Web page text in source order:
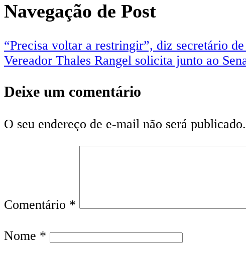
Navegação de Post
“Precisa voltar a restringir”, diz secretário
Vereador Thales Rangel solicita junto ao
Deixe um comentário
O seu endereço de e-mail não será publicado.
Comentário *
Nome *